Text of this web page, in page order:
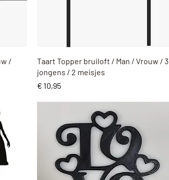
/
Snel overzicht
Taart Topper bruiloft / Man / Vrouw / 3
jongens / 2 meisjes
Prijs
€ 10,95